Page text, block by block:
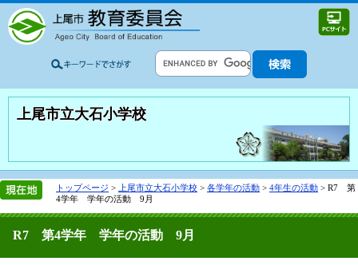
上尾市立大石小学校
トップページ > 上尾市立大石小学校 > 各学年の活動 > 4年生の活動 > R7 第
4学年 学年の活動 9月
R7 第4学年 学年の活動 9月